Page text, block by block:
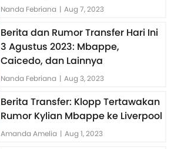
Nanda Febriana | Aug 7, 2023
Berita dan Rumor Transfer Hari Ini
3 Agustus 2023: Mbappe,
Caicedo, dan Lainnya
Nanda Febriana | Aug 3, 2023
Berita Transfer: Klopp Tertawakan
Rumor Kylian Mbappe ke Liverpool
Amanda Amelia | Aug 1, 2023